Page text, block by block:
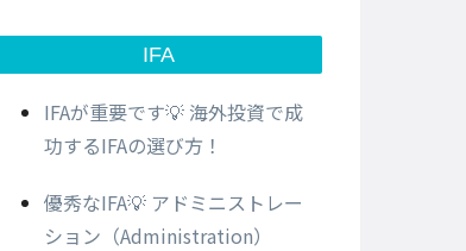
IFA
IFAが重要です💡 海外投資で成
功するIFAの選び方！
優秀なIFA💡 アドミニストレー
ション（Administration）